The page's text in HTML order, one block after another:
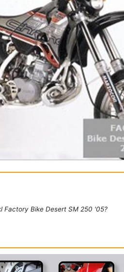
Factory Bike Desert SM 250 '05?